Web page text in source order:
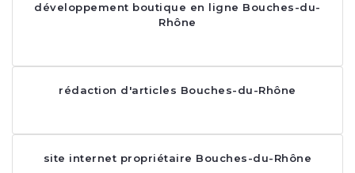
développement boutique en ligne Bouches-du-
Rhône
rédaction d'articles Bouches-du-Rhône
site internet propriétaire Bouches-du-Rhône